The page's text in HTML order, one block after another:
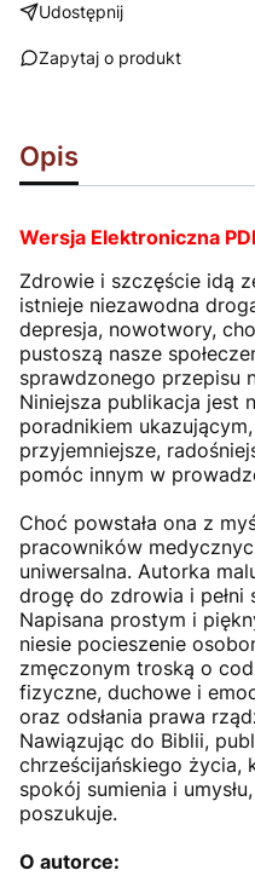
Udostępnij
Zapytaj o produkt
Opis
Wersja Elektroniczna
Zdrowie i szczęście idą
istnieje niezawodna
depresja, nowotwory,
pustoszą nasze
sprawdzonego przepisu
Niniejsza publikacja jest
poradnikiem
przyjemniejsze,
pomóc innym w
Choć powstała ona z
pracowników
uniwersalna. Autorka
drogę do zdrowia i pełni
Napisana prostym i
niesie pocieszenie
zmęczonym troską o
fizyczne, duchowe i
oraz odsłania prawa
Nawiązując do Biblii,
chrześcijańskiego życia,
spokój sumienia i
poszukuje.
O autorce: